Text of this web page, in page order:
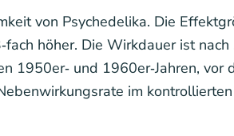
von Psychedelika. Die
höher. Die Wirkdauer ist
1950er‑ und 1960er‑Jahren,
im